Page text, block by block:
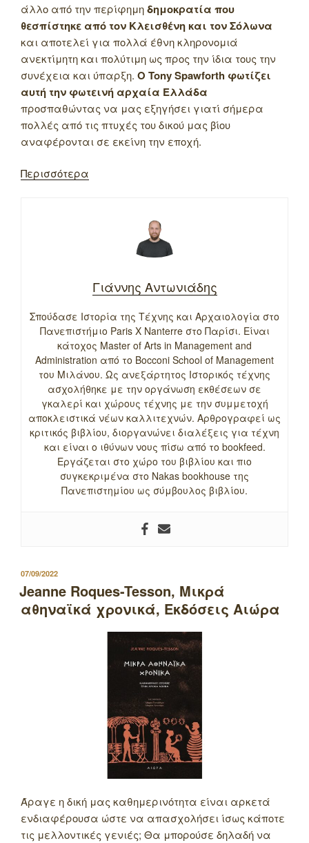
άλλο από την περίφημηδημοκρατία που
θεσπίστηκε από τον Κλεισθένη και τον Σόλωνα
και αποτελεί για πολλά έθνη κληρονομιά
ανεκτίμητη και πολύτιμη ως προς την ίδια τους την
συνέχεια και ύπαρξη. Ο Tony Spawforth φωτίζει
αυτή την φωτεινή αρχαία Ελλάδα
προσπαθώντας να μας εξηγήσει γιατί σήμερα
πολλές από τις πτυχές του δικού μας βίου
αναφέρονται σε εκείνη την εποχή.
Περισσότερα
Γιάννης Αντωνιάδης
Σπούδασε Ιστορία της Τέχνης και Αρχαιολογία στο
Πανεπιστήμιο Paris X Nanterre στο Παρίσι. Είναι
κάτοχος Master of Arts in Management and
Administration από το Bocconi School of Management
του Μιλάνου. Ως ανεξάρτητος Ιστορικός τέχνης
ασχολήθηκε με την οργάνωση εκθέσεων σε
γκαλερί και χώρους τέχνης με την συμμετοχή
αποκλειστικά νέων καλλιτεχνών. Αρθρογραφεί ως
κριτικός βιβλίου, διοργανώνει διαλέξεις για τέχνη
και είναι ο ιθύνων νους πίσω από το bookfeed.
Εργάζεται στο χώρο του βιβλίου και πιο
συγκεκριμένα στο Nakas bookhouse της
Πανεπιστημίου ως σύμβουλος βιβλίου.
ΔΗΜΟΣΙΕΥΤΗΚΕ
ΣΤΙΣ
07/09/2022
Jeanne Roques-Tesson, Μικρά
αθηναϊκά χρονικά, Εκδόσεις Αιώρα
Άραγε η δική μας καθημερινότητα είναι αρκετά
ενδιαφέρουσα ώστε να απασχολήσει ίσως κάποτε
τις μελλοντικές γενιές; Θα μπορούσε δηλαδή να